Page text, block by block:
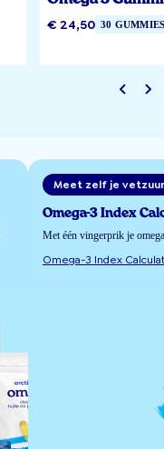
€ 24,50 30
Meet zelf je
Omega-3 Index
Met één vingerprik je
Omega-3 Index